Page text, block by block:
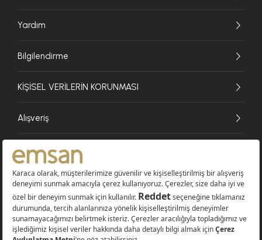
Yardım
Bilgilendirme
KİŞİSEL VERİLERİN KORUNMASI
Alışveriş